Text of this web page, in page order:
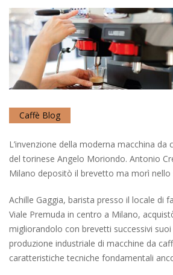
Caffè Blog
L’invenzione della moderna macchina da
del torinese Angelo Moriondo. Antonio
Milano depositò il brevetto ma morì nello
Achille Gaggia, barista presso il locale di
Viale Premuda in centro a Milano,
migliorandolo con brevetti successivi
produzione industriale di macchine da
caratteristiche tecniche fondamentali